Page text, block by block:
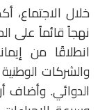
خلال الاجتماع،
نهجاً قائماً على
انطلاقًا من
والشركات
الدوائي. وأضاف